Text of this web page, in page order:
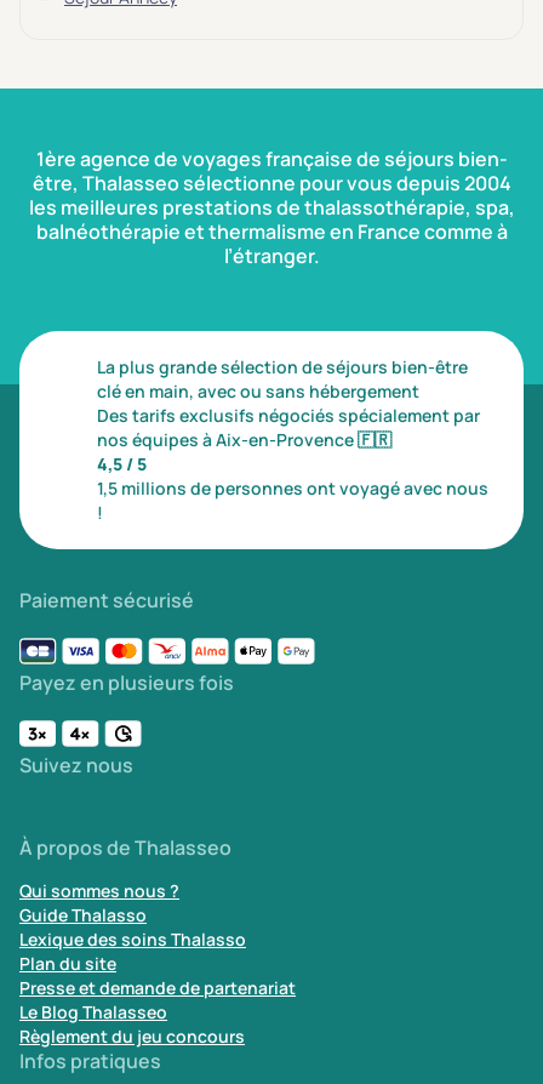
1ère agence de voyages française de séjours bien-
être, Thalasseo sélectionne pour vous depuis 2004
les meilleures prestations de thalassothérapie, spa,
balnéothérapie et thermalisme en France comme à
l’étranger.
La plus grande sélection de séjours bien-être
clé en main, avec ou sans hébergement
Des tarifs exclusifs négociés spécialement par
nos équipes à Aix-en-Provence🇫🇷
4,5 / 5
1,5 millions de personnes ont voyagé avec nous
!
Paiement sécurisé
Payez en plusieurs fois
Suivez nous
À propos de Thalasseo
Qui sommes nous ?
Guide Thalasso
Lexique des soins Thalasso
Plan du site
Presse et demande de partenariat
Le Blog Thalasseo
Règlement du jeu concours
Infos pratiques